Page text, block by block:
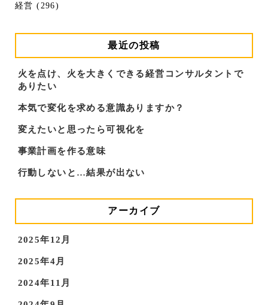
経営 (296)
最近の投稿
火を点け、火を大きくできる経営コンサルタントで
ありたい
本気で変化を求める意識ありますか？
変えたいと思ったら可視化を
事業計画を作る意味
行動しないと…結果が出ない
アーカイブ
2025年12月
2025年4月
2024年11月